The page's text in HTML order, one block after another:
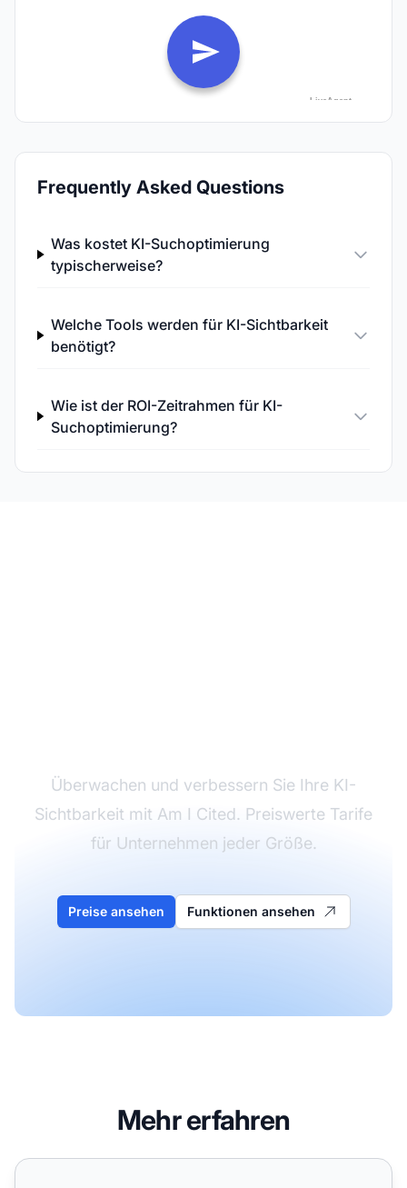
Frequently Asked Questions
Was kostet KI-Suchoptimierung
typischerweise?
Welche Tools werden für KI-Sichtbarkeit
benötigt?
Wie ist der ROI-Zeitrahmen für KI-
Suchoptimierung?
Überwachen und verbessern Sie Ihre KI-
Sichtbarkeit mit Am I Cited. Preiswerte Tarife
für Unternehmen jeder Größe.
Preise ansehen Funktionen ansehen
Mehr erfahren
Welche Ressourcen/Budget benötigt ein echtes GEO-